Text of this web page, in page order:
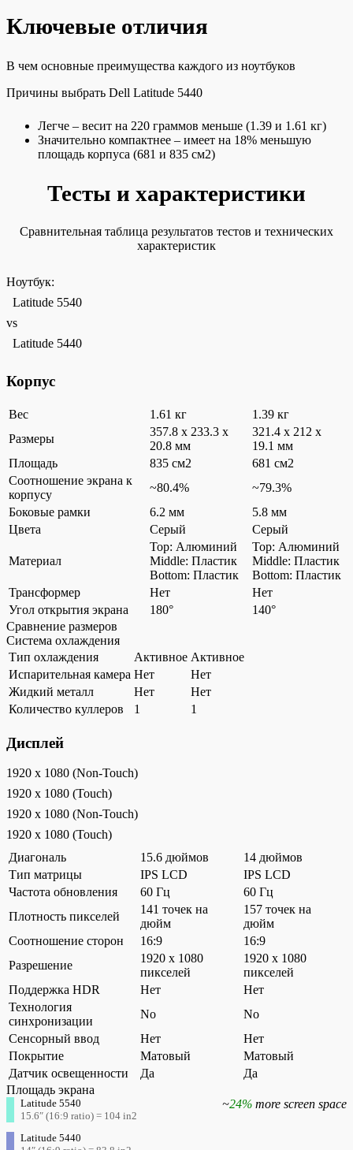
Ключевые отличия
В чем основные преимущества каждого из ноутбуков
Причины выбрать Dell Latitude 5440
Легче – весит на 220 граммов меньше (1.39 и 1.61 кг)
Значительно компактнее – имеет на 18% меньшую
площадь корпуса (681 и 835 см2)
Тесты и характеристики
Сравнительная таблица результатов тестов и технических
характеристик
Ноутбук:
Latitude 5540
vs
Latitude 5440
Корпус
Вес 1.61 кг
1.39 кг
Размеры
357.8 x 233.3 x
20.8 мм
321.4 x 212 x
19.1 мм
Площадь
835 см2
681 см2
Соотношение экрана к
корпусу
~80.4%
~79.3%
Боковые рамки
6.2 мм
5.8 мм
Цвета
Серый Серый
Материал
Top: Алюминий
Middle: Пластик
Bottom: Пластик
Top: Алюминий
Middle: Пластик
Bottom: Пластик
Трансформер
Нет
Нет
Угол открытия экрана
180°
140°
Сравнение размеров
Система охлаждения
Тип охлаждения
Активное Активное
Испарительная камера Нет
Нет
Жидкий металл
Нет
Нет
Количество куллеров
1 1
Дисплей
1920 x 1080 (Non-Touch)
1920 x 1080 (Touch)
1920 x 1080 (Non-Touch)
1920 x 1080 (Touch)
Диагональ
15.6 дюймов
14 дюймов
Тип матрицы
IPS LCD
IPS LCD
Частота обновления
60 Гц
60 Гц
Плотность пикселей
141 точек на
дюйм
157 точек на
дюйм
Соотношение сторон
16:9
16:9
Разрешение
1920 x 1080
пикселей
1920 x 1080
пикселей
Поддержка HDR
Нет
Нет
Технология
синхронизации
No
No
Сенсорный ввод
Нет
Нет
Покрытие
Матовый
Матовый
Датчик освещенности
Да
Да
Площадь экрана
Latitude 5540
15.6″ (16:9 ratio) = 104 in2
Latitude 5440
~24% more screen space